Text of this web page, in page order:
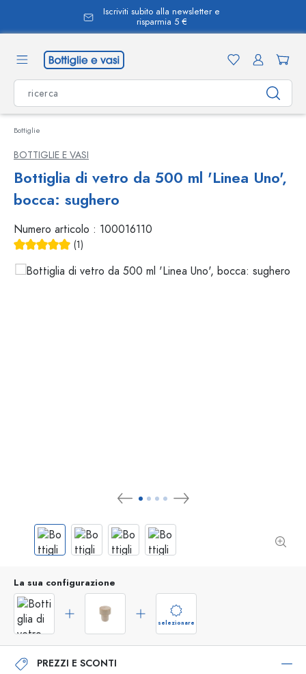
Iscriviti subito alla newsletter e
risparmia 5 €
Bottiglie
BOTTIGLIE E VASI
Bottiglia di vetro da 500 ml 'Linea Uno',
bocca: sughero
Numero articolo : 100016110
(1)
La sua configurazione
selezionare
PREZZI E SCONTI